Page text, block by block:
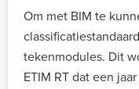
Om met BIM te
tekenmodules. Dit
ETIM RT dat een